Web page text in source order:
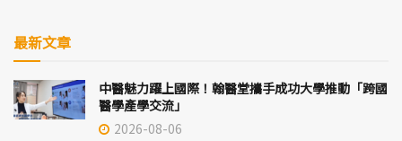
最新文章
中醫魅力躍上國際！翰醫堂攜手成功大學推動「跨國
醫學產學交流」
2026-08-06